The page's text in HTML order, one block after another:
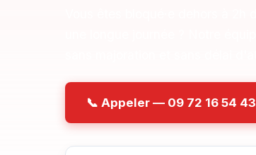
📞 Appeler — 09 72 16 54 43